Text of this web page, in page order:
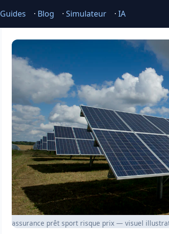
Guides · Blog · Simulateur · IA
assurance prêt sport risque prix — visuel